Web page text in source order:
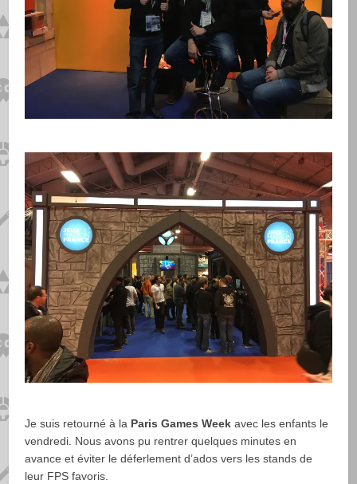
Je suis retourné à la Paris Games Week avec les enfants le
vendredi. Nous avons pu rentrer quelques minutes en
avance et éviter le déferlement d’ados vers les stands de
leur FPS favoris.